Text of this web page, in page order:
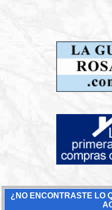
¿NO ENCONTRASTE